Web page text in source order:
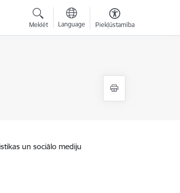
Meklēt Language Piekļūstamība
un sociālo mediju